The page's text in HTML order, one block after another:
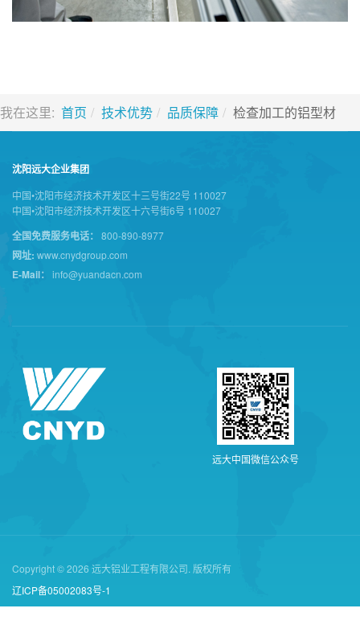
我在这里: 首页 技术优势 品质保障 检查加工的铝型材
沈阳远大企业集团
中国•沈阳市经济技术开发区十三号街22号 110027
中国•沈阳市经济技术开发区十六号街6号 110027
全国免费服务电话： 800-890-8977
网址: www.cnydgroup.com
E-Mail： info@yuandacn.com
远大中 国微信公众号
Copyright © 2026 远大铝业工程有限公司. 版权所有
辽ICP备05002083号-1